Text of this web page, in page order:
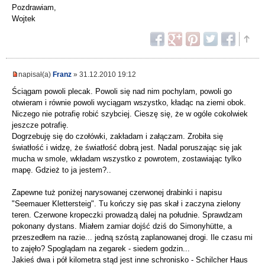
Pozdrawiam,
Wojtek
napisał(a) Franz » 31.12.2010 19:12
Ściągam powoli plecak. Powoli się nad nim pochylam, powoli go
otwieram i równie powoli wyciągam wszystko, kładąc na ziemi obok.
Niczego nie potrafię robić szybciej. Cieszę się, że w ogóle cokolwiek
jeszcze potrafię.
Dogrzebuję się do czołówki, zakładam i załączam. Zrobiła się
światłość i widzę, że światłość dobrą jest. Nadal poruszając się jak
mucha w smole, wkładam wszystko z powrotem, zostawiając tylko
mapę. Gdzież to ja jestem?..
Zapewne tuż poniżej narysowanej czerwonej drabinki i napisu
"Seemauer Klettersteig". Tu kończy się pas skał i zaczyna zielony
teren. Czerwone kropeczki prowadzą dalej na południe. Sprawdzam
pokonany dystans. Miałem zamiar dojść dziś do Simonyhütte, a
przeszedłem na razie... jedną szóstą zaplanowanej drogi. Ile czasu mi
to zajęło? Spoglądam na zegarek - siedem godzin...
Jakieś dwa i pół kilometra stąd jest inne schronisko - Schilcher Haus